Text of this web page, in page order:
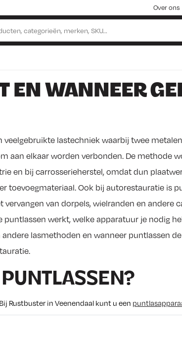
Over ons
EN WANNEER
veelgebruikte lastechniek waarbij twee
aan elkaar worden verbonden. De methode
en bij carrosserieherstel, omdat dun
toevoegmateriaal. Ook bij autorestauratie is
vervangen van dorpels, wielranden en andere
puntlassen werkt, welke apparatuur je nodig
lasmethoden en wanneer puntlassen
Rustbuster in Veenendaal kunt u een